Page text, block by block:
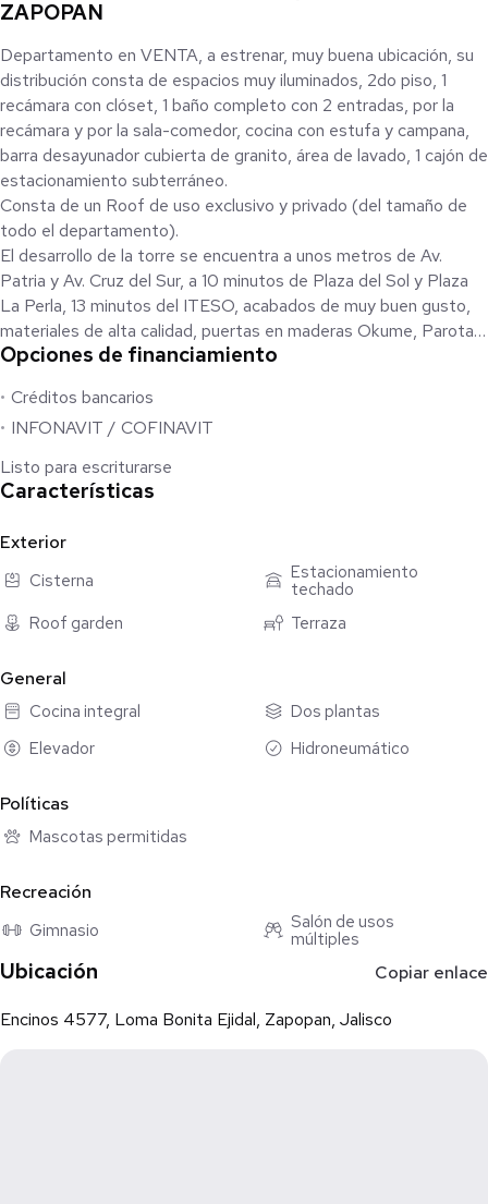
ZAPOPAN
Departamento en VENTA, a estrenar, muy buena ubicación, su
distribución consta de espacios muy iluminados, 2do piso, 1
recámara con clóset, 1 baño completo con 2 entradas, por la
recámara y por la sala-comedor, cocina con estufa y campana,
barra desayunador cubierta de granito, área de lavado, 1 cajón de
estacionamiento subterráneo.
Consta de un Roof de uso exclusivo y privado (del tamaño de
todo el departamento).
El desarrollo de la torre se encuentra a unos metros de Av.
Patria y Av. Cruz del Sur, a 10 minutos de Plaza del Sol y Plaza
La Perla, 13 minutos del ITESO, acabados de muy buen gusto,
materiales de alta calidad, puertas en maderas Okume, Parota,
baños con cristal templado, muebles de baño en porcelana,
asador, baño completo, Gimnasio equipado, elevador, escaleras
fácil de subir y muy amplias.
Pago con recursos propios, créditos hipotecarios, Infonavit.
Opciones de financiamiento
Créditos bancarios
INFONAVIT / COFINAVIT
Listo para escriturarse
Características
Exterior
Cisterna
Estacionamiento
techado
Roof garden
Terraza
General
Cocina integral
Dos plantas
Elevador
Hidroneumático
Políticas
Mascotas permitidas
Recreación
Gimnasio
Salón de usos
múltiples
Ubicación Copiar enlace
Encinos 4577, Loma Bonita Ejidal, Zapopan, Jalisco